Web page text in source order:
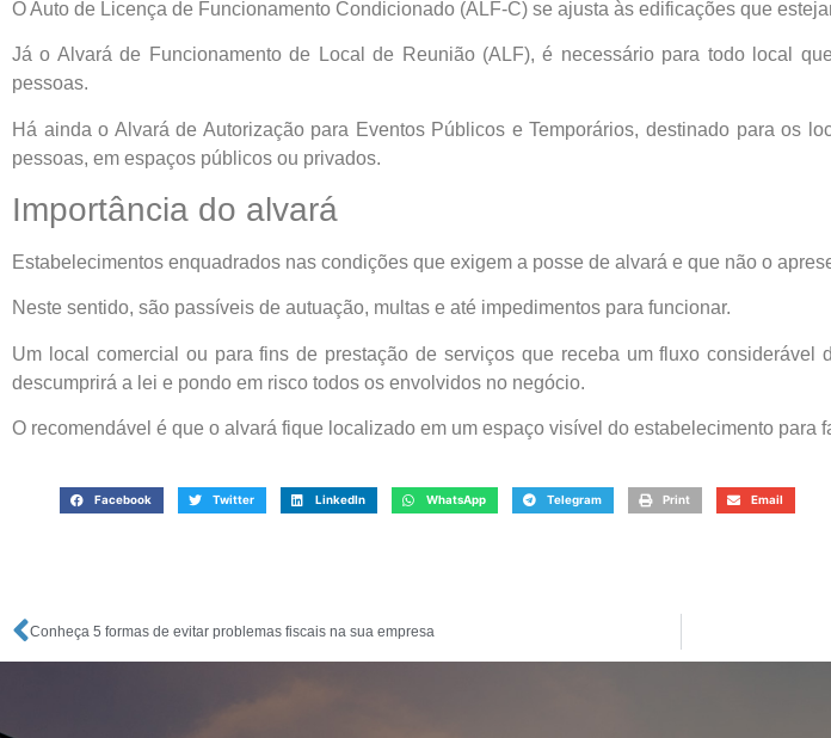
O Auto de Licença de Funcionamento Condicionado (ALF-C) se ajusta às edificações que
Já o Alvará de Funcionamento de Local de Reunião (ALF), é necessário para todo local
pessoas.
Há ainda o Alvará de Autorização para Eventos Públicos e Temporários, destinado para os
pessoas, em espaços públicos ou privados.
Importância do alvará
Estabelecimentos enquadrados nas condições que exigem a posse de alvará e que não o
Neste sentido, são passíveis de autuação, multas e até impedimentos para funcionar.
Um local comercial ou para fins de prestação de serviços que receba um fluxo
descumprirá a lei e pondo em risco todos os envolvidos no negócio.
O recomendável é que o alvará fique localizado em um espaço visível do estabelecimento para
Facebook Twitter LinkedIn WhatsApp Telegram Print Email
Conheça 5 formas de evitar problemas fiscais na sua empresa